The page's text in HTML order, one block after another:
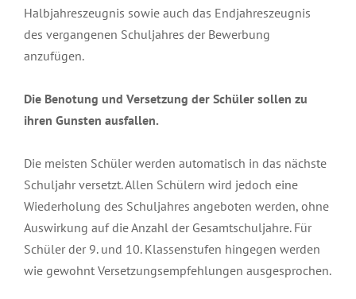
Halbjahreszeugnis sowie auch das Endjahreszeugnis
des vergangenen Schuljahres der Bewerbung
anzufügen.
Die Benotung und Versetzung der Schüler sollen zu
ihren Gunsten ausfallen.
Die meisten Schüler werden automatisch in das nächste
Schuljahr versetzt. Allen Schülern wird jedoch eine
Wiederholung des Schuljahres angeboten werden, ohne
Auswirkung auf die Anzahl der Gesamtschuljahre. Für
Schüler der 9. und 10. Klassenstufen hingegen werden
wie gewohnt Versetzungsempfehlungen ausgesprochen.